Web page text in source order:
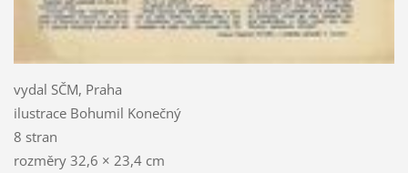
vydal SČM, Praha
ilustrace Bohumil Konečný
8 stran
rozměry 32,6 × 23,4 cm